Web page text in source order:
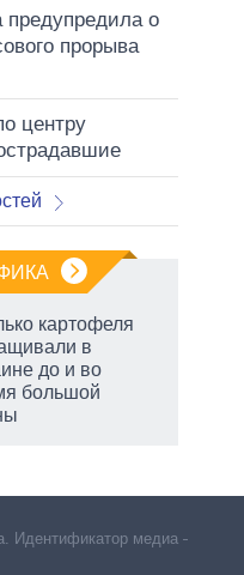
предупредила о
прорыва
центру
картофеля
в
до и во
большой
Идентификатор медиа –